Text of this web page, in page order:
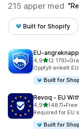
215 apper med
Built for Shopify
4,9av 5 stjerner
(2 179)
Totalt 2179 •
Oppfyll enkelt
Built for
Revoq ‑ EU
4,9av 5 stjerner
(487)
Totalt 487 •
Required for EU
Built for